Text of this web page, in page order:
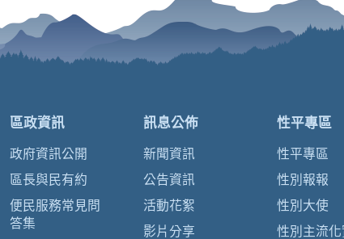
區政資訊
政府資訊公開
區長與民有約
便民服務常見問
答集
訊息公佈
新聞資訊
公告資訊
活動花絮
影片分享
性平專區
性平專區
性別報報
性別大使
性別主流化